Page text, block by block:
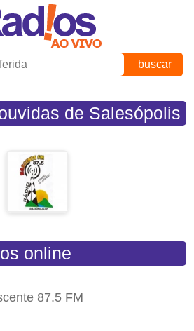
buscar
de Salesópolis
online
87.5 FM